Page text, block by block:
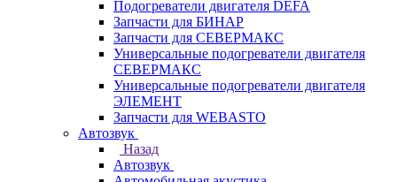
Подогреватели двигателя DEFA
Запчасти для БИНАР
Запчасти для СЕВЕРМАКС
Универсальные подогреватели двигателя
СЕВЕРМАКС
Универсальные подогреватели двигателя
ЭЛЕМЕНТ
Запчасти для WEBASTO
Автозвук
Назад
Автозвук